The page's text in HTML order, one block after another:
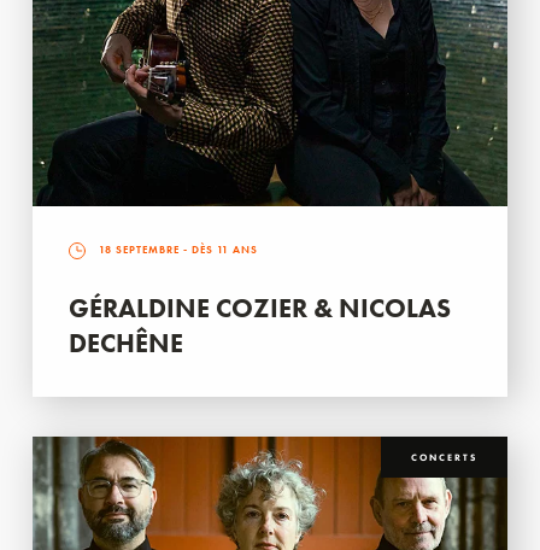
18 SEPTEMBRE - DÈS 11 ANS
GÉRALDINE COZIER & NICOLAS
DECHÊNE
CONCERTS